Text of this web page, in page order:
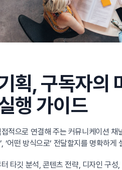
획, 구독자의
행 가이드
적으로 연결해 주는 커뮤니케이션
‘어떤 방식으로’ 전달할지를 명확하
타깃 분석, 콘텐츠 전략, 디자인 구